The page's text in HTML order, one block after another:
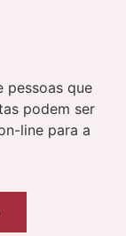
pessoas que
podem ser
line para a